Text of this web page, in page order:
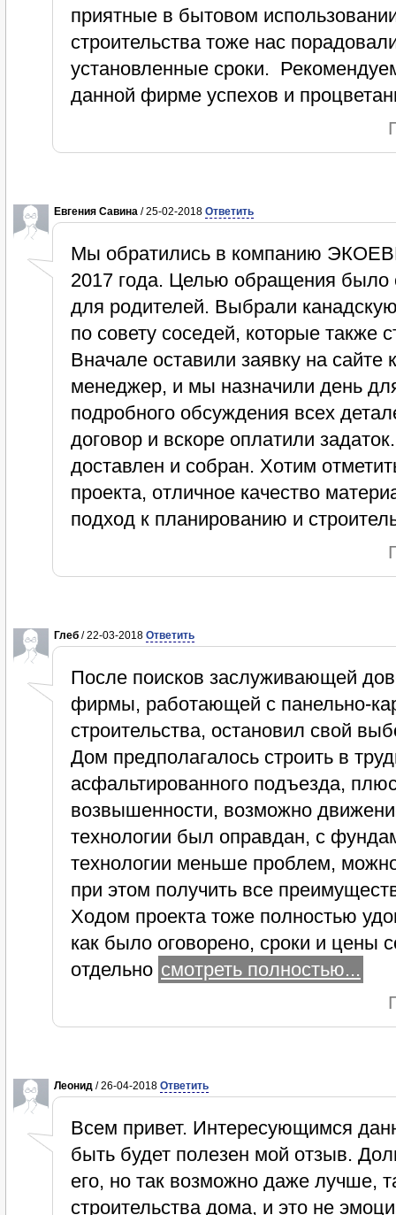
приятные в бытовом
строительства тоже нас
установленные сроки.
данной фирме успехов и
Евгения Савина / 25-02-2018 Ответить
Мы обратились в компанию
2017 года. Целью обращения было
для родителей. Выбрали
по совету соседей, которые
Вначале оставили заявку на
менеджер, и мы назначили день
подробного обсуждения всех
договор и вскоре оплатили
доставлен и собран. Хотим
проекта, отличное качество
подход к планированию и
Глеб / 22-03-2018 Ответить
После поисков заслуживающей
фирмы, работающей с панельно-
строительства, остановил свой
Дом предполагалось строить в
асфальтированного подъезда,
возвышенности, возможно
технологии был оправдан, с
технологии меньше проблем,
при этом получить все
Ходом проекта тоже полностью
как было оговорено, сроки и цены
отдельно смотреть полностью...
Леонид / 26-04-2018 Ответить
Всем привет. Интересующимся
быть будет полезен мой отзыв.
его, но так возможно даже лучше,
строительства дома, и это не